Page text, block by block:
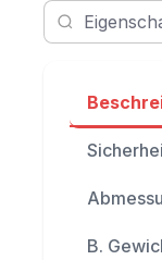
B.